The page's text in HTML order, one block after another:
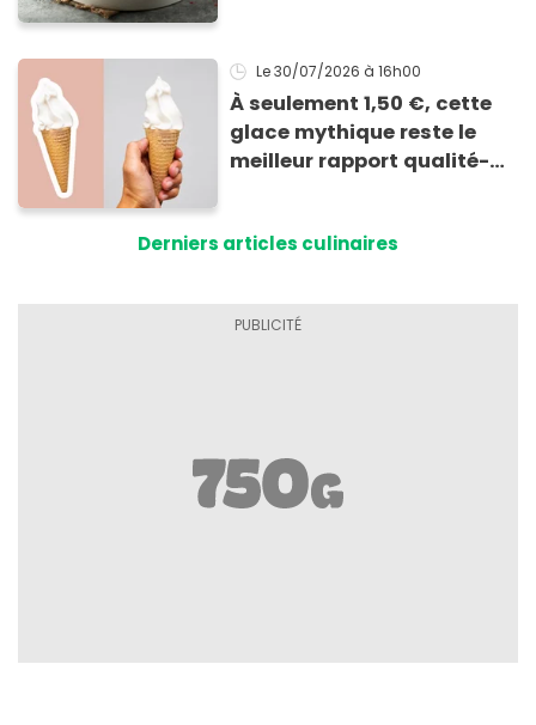
!
Le 30/07/2026 à 16h00
À seulement 1,50 €, cette
glace mythique reste le
meilleur rapport qualité-
Derniers articles culinaires